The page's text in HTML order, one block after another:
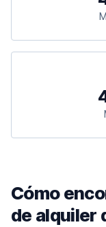
Cómo
de alquiler